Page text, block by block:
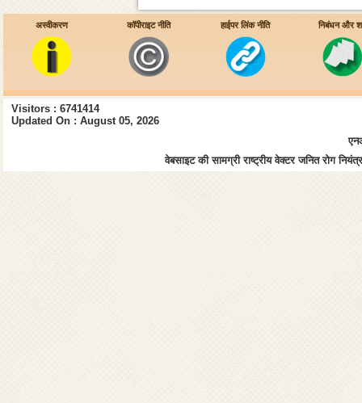
अस्वीकरण कॉपीराइट नीति हाईपर लिंक नीति निबंधन और
Visitors : 6741414
Updated On : August 05, 2026
वेबसाइट की सामग्री राष्ट्रीय वेक्टर जनित रोग